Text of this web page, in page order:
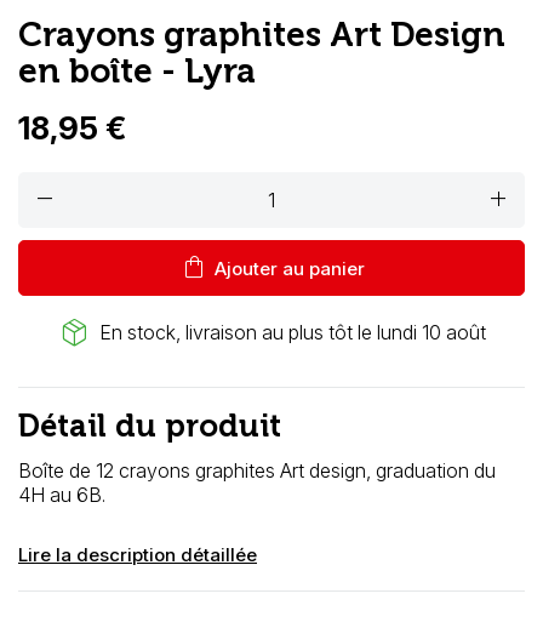
Crayons graphites Art Design
en boîte - Lyra
18,95 €
remove add
shopping_bag Ajouter au panier
package_2 En stock, livraison au plus tôt le lundi 10 août
Détail du produit
Boîte de 12 crayons graphites Art design, graduation du
4H au 6B.
Lire la description détaillée